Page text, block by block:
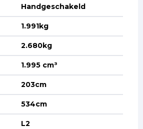
Handgeschakeld
1.991kg
2.680kg
1.995 cm³
203cm
534cm
L2